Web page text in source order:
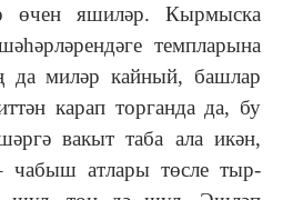
өчен яшиләр. Кырмыска
темпларына
да миләр кайный, башлар
карап торганда да, бу
вакыт таба ала икән,
чабыш атлары төсле тыр-